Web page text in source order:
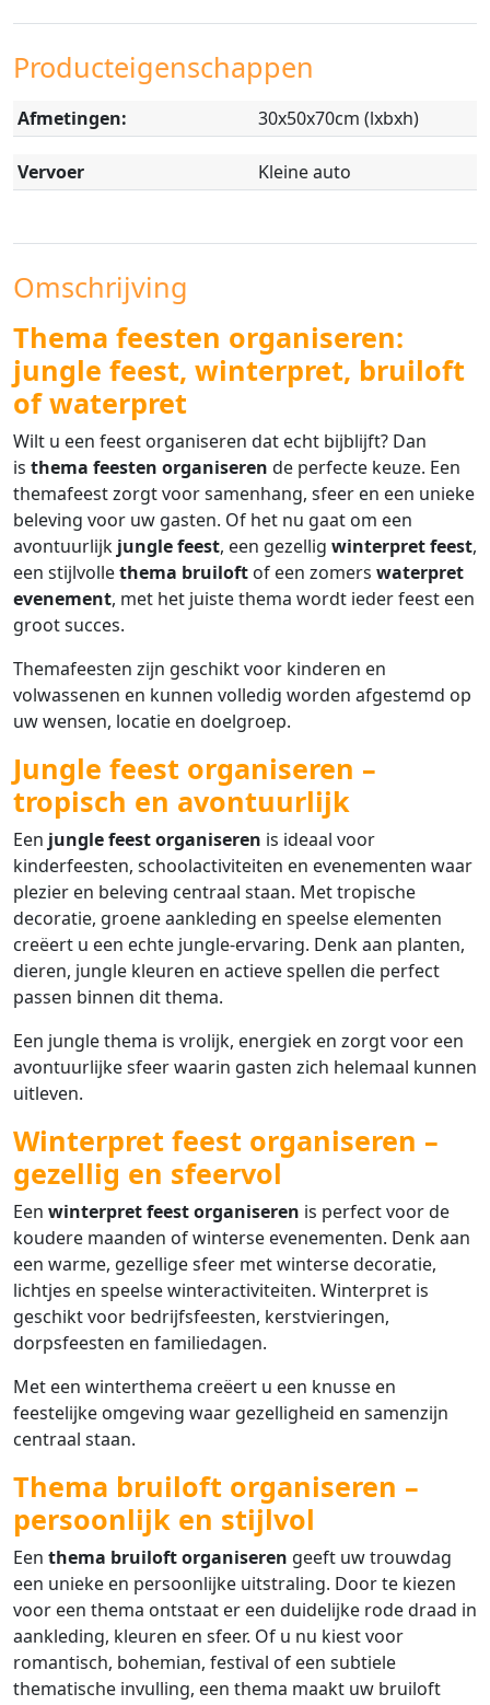
Producteigenschappen
Afmetingen: 30x50x70cm (lxbxh)
Vervoer Kleine auto
Omschrijving
Thema feesten organiseren:
jungle feest, winterpret, bruiloft
of waterpret
Wilt u een feest organiseren dat echt bijblijft? Dan
is thema feesten organiseren de perfecte keuze. Een
themafeest zorgt voor samenhang, sfeer en een unieke
beleving voor uw gasten. Of het nu gaat om een
avontuurlijk jungle feest, een gezellig winterpret feest,
een stijlvollethema bruiloft of een zomers waterpret
evenement, met het juiste thema wordt ieder feest een
groot succes.
Themafeesten zijn geschikt voor kinderen en
volwassenen en kunnen volledig worden afgestemd op
uw wensen, locatie en doelgroep.
Jungle feest organiseren –
tropisch en avontuurlijk
Een jungle feest organiseren is ideaal voor
kinderfeesten, schoolactiviteiten en evenementen waar
plezier en beleving centraal staan. Met tropische
decoratie, groene aankleding en speelse elementen
creëert u een echte jungle-ervaring. Denk aan planten,
dieren, jungle kleuren en actieve spellen die perfect
passen binnen dit thema.
Een jungle thema is vrolijk, energiek en zorgt voor een
avontuurlijke sfeer waarin gasten zich helemaal kunnen
uitleven.
Winterpret feest organiseren –
gezellig en sfeervol
Een winterpret feest organiseren is perfect voor de
koudere maanden of winterse evenementen. Denk aan
een warme, gezellige sfeer met winterse decoratie,
lichtjes en speelse winteractiviteiten. Winterpret is
geschikt voor bedrijfsfeesten, kerstvieringen,
dorpsfeesten en familiedagen.
Met een winterthema creëert u een knusse en
feestelijke omgeving waar gezelligheid en samenzijn
centraal staan.
Thema bruiloft organiseren –
persoonlijk en stijlvol
Een thema bruiloft organiseren geeft uw trouwdag
een unieke en persoonlijke uitstraling. Door te kiezen
voor een thema ontstaat er een duidelijke rode draad in
aankleding, kleuren en sfeer. Of u nu kiest voor
romantisch, bohemian, festival of een subtiele
thematische invulling, een thema maakt uw bruiloft